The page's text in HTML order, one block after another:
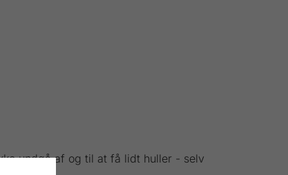
undgå af og til at få lidt huller - selv